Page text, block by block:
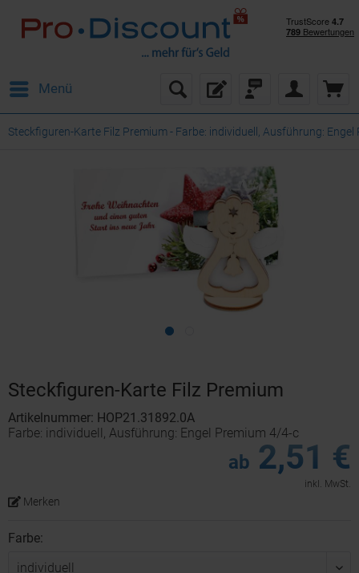
Menü
Steckfiguren-Karte Filz Premium - Farbe: individuell, Ausführung:
Steckfiguren-Karte Filz Premium
Artikelnummer: HOP21.31892.0A
Farbe: individuell, Ausführung: Engel Premium 4/4-c
ab 2,51 €
inkl. MwSt.
Merken
Farbe: